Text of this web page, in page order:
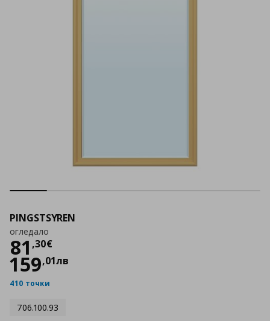
PINGSTSYREN
огледало
81 ,30€
Цена
159,01лв
410 точки
706.100.93